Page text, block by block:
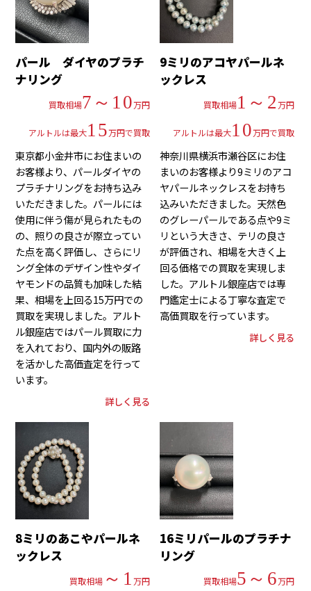
パール ダイヤのプラチ
ナリング
買取相場7～10万円
アルトルは最大15万円で買取
東京都小金井市にお住まいの
お客様より、パールダイヤの
プラチナリングをお持ち込み
いただきました。パールには
使用に伴う傷が見られたもの
の、照りの良さが際立ってい
た点を高く評価し、さらにリ
ング全体のデザイン性やダイ
ヤモンドの品質も加味した結
果、相場を上回る15万円での
買取を実現しました。アルト
ル銀座店ではパール買取に力
を入れており、国内外の販路
を活かした高価査定を行って
います。
詳しく見る
9ミリのアコヤパールネ
ックレス
買取相場1～2万円
アルトルは最大10万円で買取
神奈川県横浜市瀬谷区にお住
まいのお客様より9ミリのアコ
ヤパールネックレスをお持ち
込みいただきました。天然色
のグレーパールである点や9ミ
リという大きさ、テリの良さ
が評価され、相場を大きく上
回る価格での買取を実現しま
した。アルトル銀座店では専
門鑑定士による丁寧な査定で
高価買取を行っています。
詳しく見る
8ミリのあこやパールネ
ックレス
買取相場 ～1万円
16ミリパールのプラチナ
リング
買取相場5～6万円